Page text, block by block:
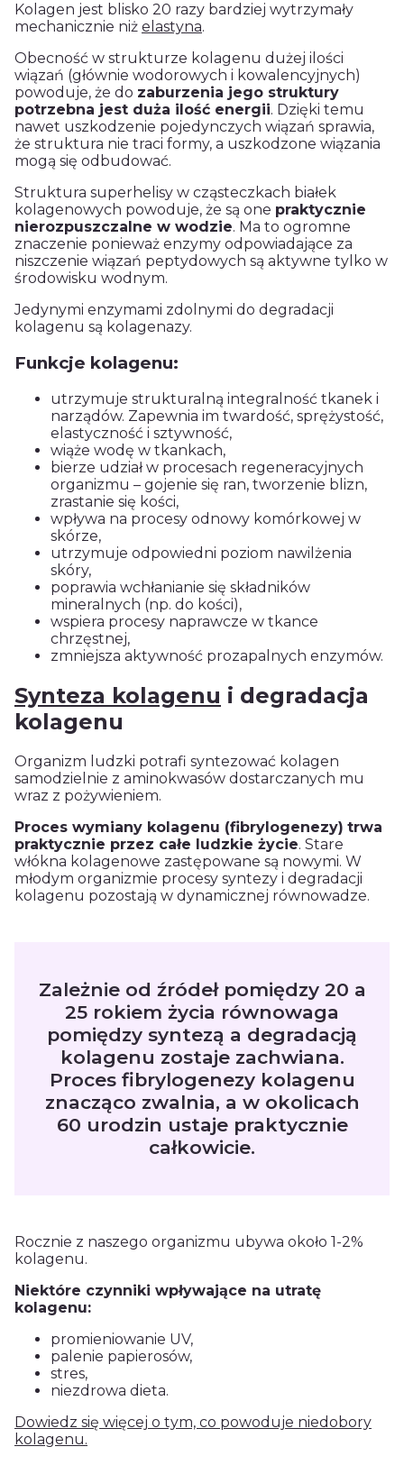
Kolagen jest blisko 20 razy bardziej wytrzymały
mechanicznie niż elastyna.
Obecność w strukturze kolagenu dużej ilości
wiązań (głównie wodorowych i kowalencyjnych)
powoduje, że do zaburzenia jego struktury
potrzebna jest duża ilość energii. Dzięki temu
nawet uszkodzenie pojedynczych wiązań sprawia,
że struktura nie traci formy, a uszkodzone wiązania
mogą się odbudować.
Struktura superhelisy w cząsteczkach białek
kolagenowych powoduje, że są one praktycznie
nierozpuszczalne w wodzie. Ma to ogromne
znaczenie ponieważ enzymy odpowiadające za
niszczenie wiązań peptydowych są aktywne tylko w
środowisku wodnym.
Jedynymi enzymami zdolnymi do degradacji
kolagenu są kolagenazy.
Funkcje kolagenu:
utrzymuje strukturalną integralność tkanek i
narządów. Zapewnia im twardość, sprężystość,
elastyczność i sztywność,
wiąże wodę w tkankach,
bierze udział w procesach regeneracyjnych
organizmu – gojenie się ran, tworzenie blizn,
zrastanie się kości,
wpływa na procesy odnowy komórkowej w
skórze,
utrzymuje odpowiedni poziom nawilżenia
skóry,
poprawia wchłanianie się składników
mineralnych (np. do kości),
wspiera procesy naprawcze w tkance
chrzęstnej,
zmniejsza aktywność prozapalnych enzymów.
Synteza kolagenu i degradacja
kolagenu
Organizm ludzki potrafi syntezować kolagen
samodzielnie z aminokwasów dostarczanych mu
wraz z pożywieniem.
Proces wymiany kolagenu (fibrylogenezy) trwa
praktycznie przez całe ludzkie życie. Stare
włókna kolagenowe zastępowane są nowymi. W
młodym organizmie procesy syntezy i degradacji
kolagenu pozostają w dynamicznej równowadze.
Zależnie od źródeł pomiędzy 20 a
25 rokiem życia równowaga
pomiędzy syntezą a degradacją
kolagenu zostaje zachwiana.
Proces fibrylogenezy kolagenu
znacząco zwalnia, a w okolicach
60 urodzin ustaje praktycznie
całkowicie.
Rocznie z naszego organizmu ubywa około 1-2%
kolagenu.
Niektóre czynniki wpływające na utratę
kolagenu:
promieniowanie UV,
palenie papierosów,
stres,
niezdrowa dieta.
Dowiedz się więcej o tym, co powoduje niedobory
kolagenu.